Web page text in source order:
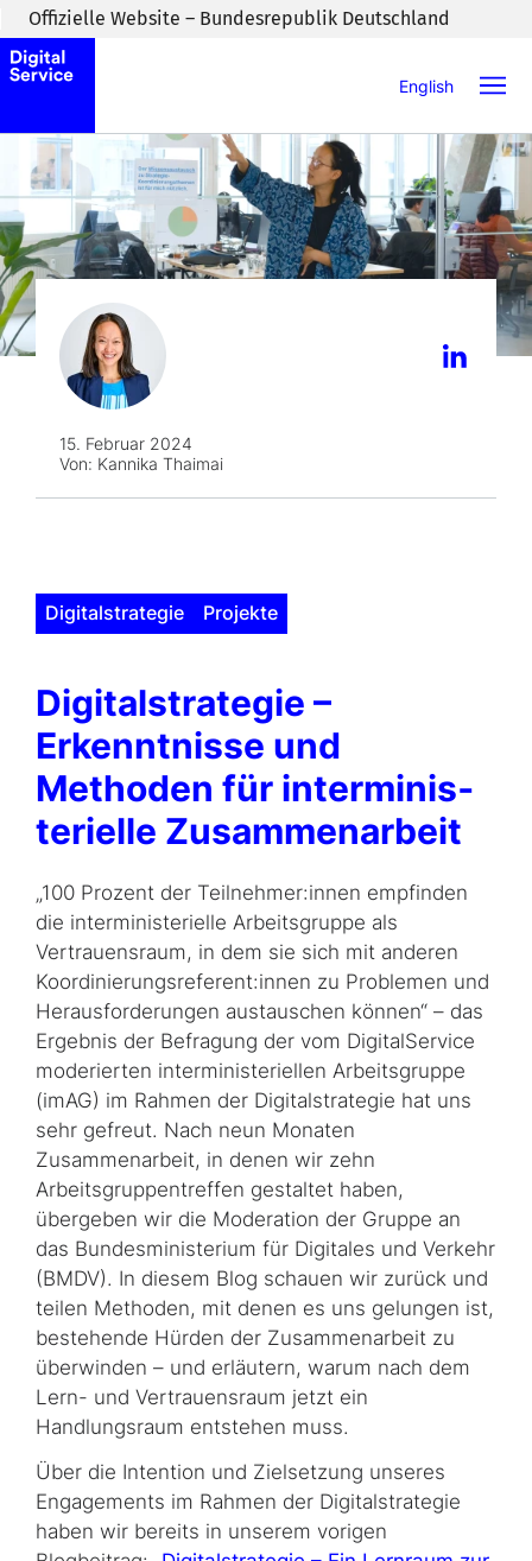
Zum Inhaltsbereich wechseln
Offizielle Website – Bundesrepublik Deutschland
English
15. Februar 2024
Von: Kannika Thaimai
Digitalstrategie Projekte
Digitalstrategie –
Erkenntnisse und
Methoden für inter­minis­
terielle Zusammenarbeit
„100 Prozent der Teilnehmer:innen empfinden
die interministerielle Arbeitsgruppe als
Vertrauensraum, in dem sie sich mit anderen
Koordinierungsreferent:innen zu Problemen und
Herausforderungen austauschen können“ – das
Ergebnis der Befragung der vom DigitalService
moderierten interministeriellen Arbeitsgruppe
(imAG) im Rahmen der Digitalstrategie hat uns
sehr gefreut. Nach neun Monaten
Zusammenarbeit, in denen wir zehn
Arbeitsgruppentreffen gestaltet haben,
übergeben wir die Moderation der Gruppe an
das Bundesministerium für Digitales und Verkehr
(BMDV). In diesem Blog schauen wir zurück und
teilen Methoden, mit denen es uns gelungen ist,
bestehende Hürden der Zusammenarbeit zu
überwinden – und erläutern, warum nach dem
Lern- und Vertrauens­raum jetzt ein
Handlungsraum entstehen muss.
Über die Intention und Zielsetzung unseres
Engagements im Rahmen der Digitalstrategie
haben wir bereits in unserem vorigen